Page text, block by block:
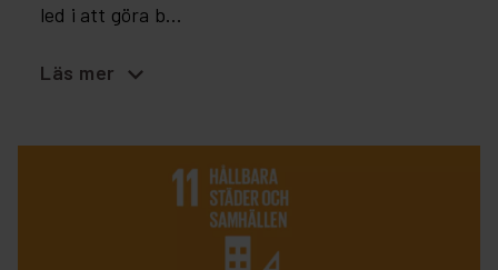
led i att göra b...
Läs mer expand_more